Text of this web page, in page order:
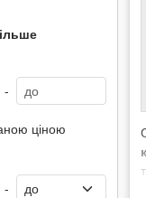
-
ціною
-